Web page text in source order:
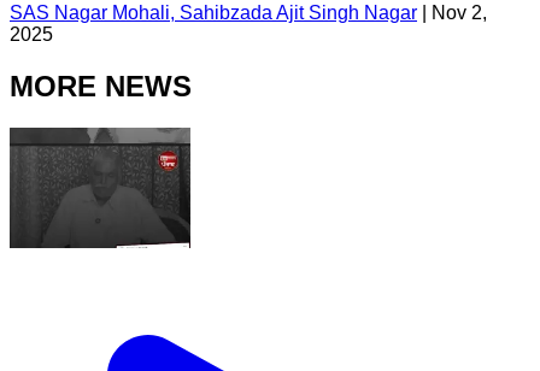
SAS Nagar Mohali, Sahibzada Ajit Singh Nagar
Nov 2,
2025
MORE NEWS